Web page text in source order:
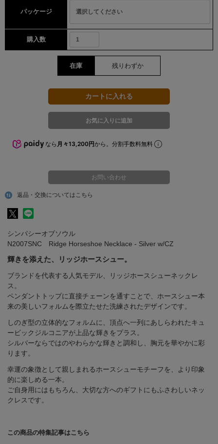
パッケージ
購入数
在庫 残りわずか
なら 月々13,200円から。分割手数料無料
返品・交換についてはこちら
お問い合わせ
シンパシーオブソウル
N2007SNC Ridge Horseshoe Necklace - Silver w/CZ
輝きを添えた、リッジホースシュー。
ブランドを代表する人気モデル、リッジホースシューネックレ
ス。
ペンダントトップに直接チェーンを通すことで、ホースシュー本
来の美しいフォルムを際立たせた洗練されたデザインです。
しのぎ型の立体的なフォルムに、頂点へ一列にあしらわれたキュ
ービックジルコニアが上品な輝きをプラス。
シルバーならではのやわらかな輝きと調和し、胸元を華やかに彩
ります。
幸運の象徴として親しまれるホースシューモチーフを、より印象
的に楽しめる一本。
ご自身用にはもちろん、大切な方へのギフトにもふさわしいネッ
クレスです。
この商品の特集記事はこちら